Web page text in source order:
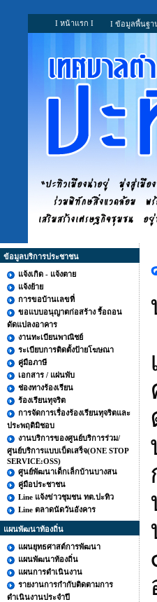
I หน้าแรก I I ข้อมูลพื้นฐา
ข้อมูลบริการประชาชน
แจ้งเกิด - แจ้งตาย
แจ้งย้าย
การขอบ้านเลขที่
ขอแบบอนุญาตก่อสร้าง รื้อถอน
ดัดแปลงอาคาร
งานทะเบียนพาณิชย์
ระเบียบการติดตั้งป้ายโฆษณา
คู่มือภาษี
เอกสาร / แผ่นพับ
ช่องทางร้องเรียน
ร้องเรียนทุจริต
การจัดการเรื่องร้องเรียนทุจริตและ
ประพฤติมิชอบ
งานบริการของศูนย์บริการร่วม/
ศูนย์บริการแบบเบ็ดเสร็จ(ONE STOP
SERVICE:OSS)
ศูนย์พัฒนาเด็กเล็กบ้านบางสน
คู่มือประชาชน
Line แจ้งข่าวชุมชน ทต.ปะทิว
Line ตลาดนัดวันอังคาร
แผนพัฒนาท้องถิ่น
แผนยุทธศาสต์การพัฒนา
แผนพัฒนาท้องถิ่น
แผนการดำเนินงาน
รายงานการกำกับติดตามการ
ดำเนินงานประจำปี